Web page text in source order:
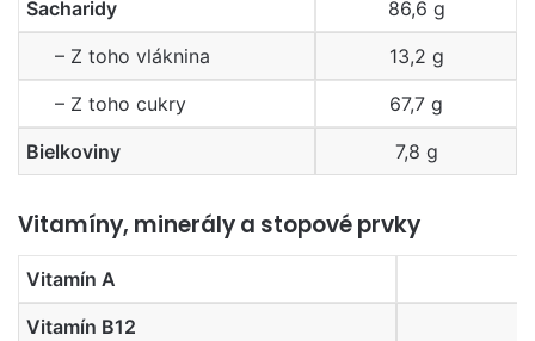
Sacharidy
86,6 g
– Z toho vláknina
13,2 g
– Z toho cukry
67,7 g
Bielkoviny
7,8 g
Vitamíny, minerály a stopové prvky
Vitamín A
Vitamín B12